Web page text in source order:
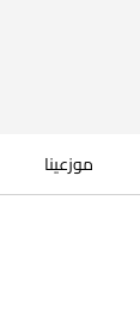
موزعينا